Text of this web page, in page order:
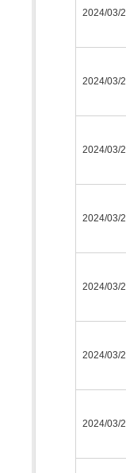
2024/03/
2024/03/
2024/03/
2024/03/
2024/03/
2024/03/
2024/03/